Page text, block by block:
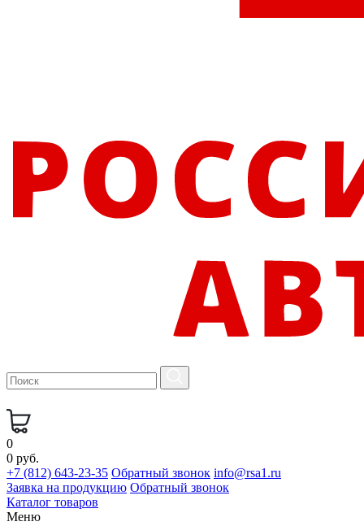
0
0 руб.
+7 (812) 643-23-35 Обратный звонок info@rsa1.ru
Заявка на продукцию Обратный звонок
Каталог товаров
Меню